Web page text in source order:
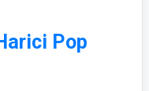
Pop